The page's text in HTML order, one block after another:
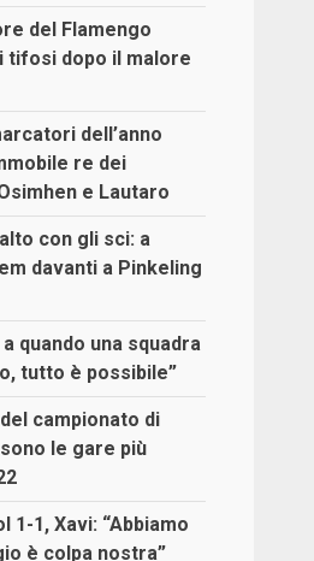
del Flamengo
tifosi dopo il malore
dell’anno
re dei
e Lautaro
con gli sci: a
davanti a Pinkeling
quando una squadra
tutto è possibile”
campionato di
le gare più
1-1, Xavi: “Abbiamo
è colpa nostra”